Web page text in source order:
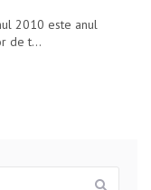
2010 este anul
de t...